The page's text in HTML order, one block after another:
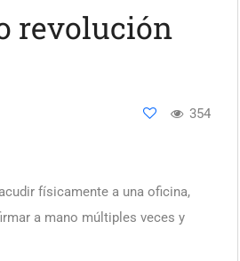
revolución
354
físicamente a una oficina,
a mano múltiples veces y